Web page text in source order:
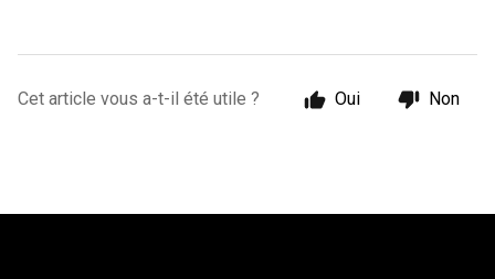
Cet article vous a-t-il été utile ? Oui Non